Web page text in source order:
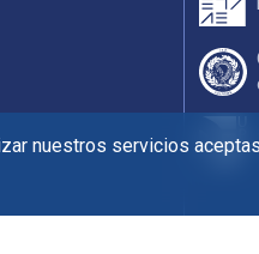
nuestros servicios